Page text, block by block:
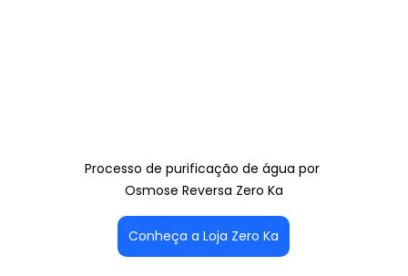
Processo de purificação de água por
Osmose Reversa Zero Ka
Conheça a Loja Zero Ka